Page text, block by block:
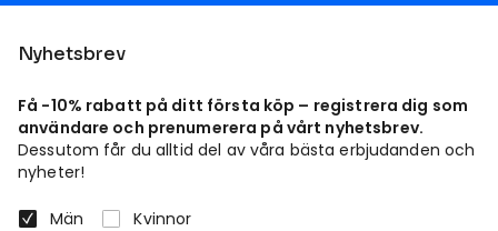
Nyhetsbrev
Få -10% rabatt på ditt första köp – registrera dig som
användare och prenumerera på vårt nyhetsbrev.
Dessutom får du alltid del av våra bästa erbjudanden och
nyheter!
Män
Kvinnor